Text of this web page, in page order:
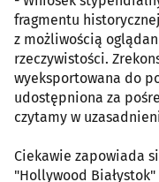
fragmentu
z możliwością
rzeczywistości.
wyeksportowana do
udostępniona za
czytamy w
Ciekawie zapowiada
"Hollywood